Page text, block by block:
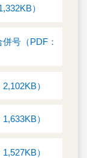
）
号（PDF：
）
）
）